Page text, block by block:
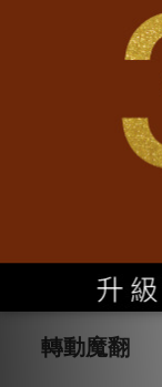
轉動魔翻